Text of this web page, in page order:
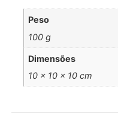
Peso
100 g
Dimensões
10 × 10 × 10 cm